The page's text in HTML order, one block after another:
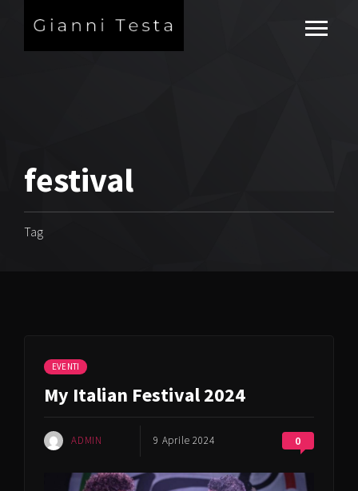
festival
Tag
EVENTI
My Italian Festival 2024
ADMIN 9 Aprile 2024 0